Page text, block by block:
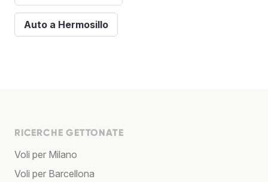
Auto a Hermosillo
RICERCHE GETTONATE
Voli per Milano
Voli per Barcellona